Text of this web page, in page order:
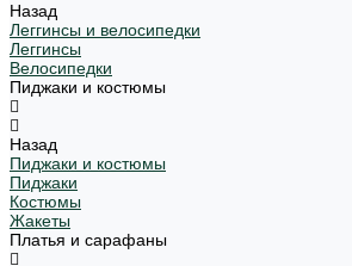
Назад
Леггинсы и велосипедки
Леггинсы
Велосипедки
Пиджаки и костюмы
Назад
Пиджаки и костюмы
Пиджаки
Костюмы
Жакеты
Платья и сарафаны